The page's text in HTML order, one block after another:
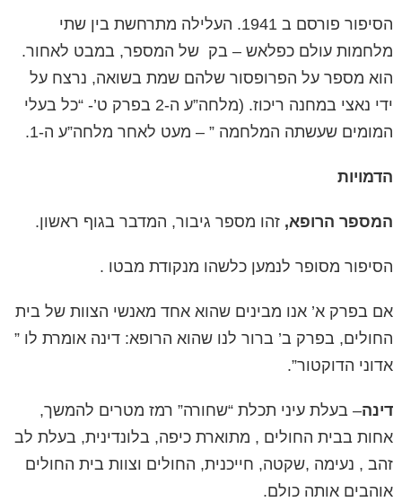
הסיפור פורסם ב 1941. העלילה מתרחשת בין שתי
מלחמות עולם כפלאש – בק של המספר, במבט לאחור.
הוא מספר על הפרופסור שלהם שמת בשואה, נרצח על
ידי נאצי במחנה ריכוז. (מלחה”ע ה-2 בפרק ט’- “כל בעלי
המומים שעשתה המלחמה ” – מעט לאחר מלחה”ע ה-1.
הדמויות
המספר הרופא, זהו מספר גיבור, המדבר בגוף ראשון.
הסיפור מסופר לנמען כלשהו מנקודת מבטו .
אם בפרק א’ אנו מבינים שהוא אחד מאנשי הצוות של בית
החולים, בפרק ב’ ברור לנו שהוא הרופא: דינה אומרת לו ”
אדוני הדוקטור”.
דינה– בעלת עיני תכלת “שחורה” רמז מטרים להמשך,
אחות בבית החולים , מתוארת כיפה, בלונדינית, בעלת לב
זהב , נעימה ,שקטה, חייכנית, החולים וצוות בית החולים
אוהבים אותה כולם.